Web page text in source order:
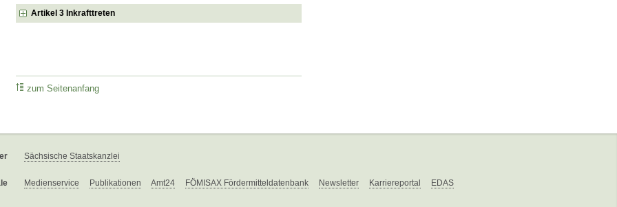
Artikel 3 Inkrafttreten
zum Seitenanfang
Sächsische Staatskanzlei
Medienservice Publikationen Amt24 FÖMISAX Fördermitteldatenbank Newsletter Karriereportal EDAS